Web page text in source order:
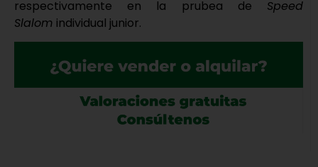
respectivamente en la prubea de Speed
Slalom individual junior.